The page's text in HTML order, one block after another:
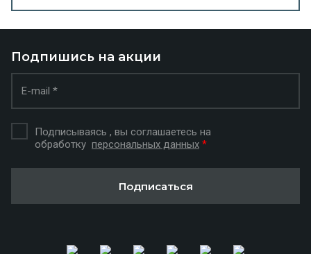
Подпишись на акции
Подписываясь , вы соглашаетесь на
обработку персональных данных *
Подписаться